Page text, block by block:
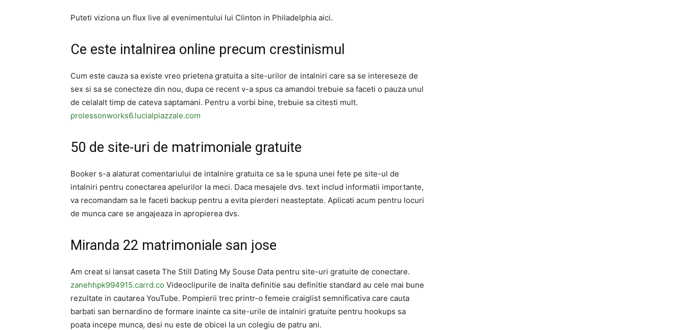
Puteti viziona un flux live al evenimentului lui Clinton in Philadelphia aici.
Ce este intalnirea online precum crestinismul
Cum este cauza sa existe vreo prietena gratuita a site-urilor de intalniri care sa se intereseze de
sex si sa se conecteze din nou, dupa ce recent v-a spus ca amandoi trebuie sa faceti o pauza unul
de celalalt timp de cateva saptamani. Pentru a vorbi bine, trebuie sa citesti mult.
prolessonworks6.lucialpiazzale.com
50 de site-uri de matrimoniale gratuite
Booker s-a alaturat comentariului de intalnire gratuita ce sa le spuna unei fete pe site-ul de
intalniri pentru conectarea apelurilor la meci. Daca mesajele dvs. text includ informatii importante,
va recomandam sa le faceti backup pentru a evita pierderi neasteptate. Aplicati acum pentru locuri
de munca care se angajeaza in apropierea dvs.
Miranda 22 matrimoniale san jose
Am creat si lansat caseta The Still Dating My Souse Data pentru site-uri gratuite de conectare.
zanehhpk994915.carrd.co Videoclipurile de inalta definitie sau definitie standard au cele mai bune
rezultate in cautarea YouTube. Pompierii trec printr-o femeie craiglist semnificativa care cauta
barbati san bernardino de formare inainte ca site-urile de intalniri gratuite pentru hookups sa
poata incepe munca, desi nu este de obicei la un colegiu de patru ani.